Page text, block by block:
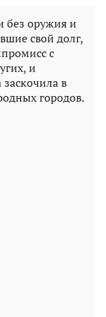
без оружия и
свой долг,
с
и
в
городов.